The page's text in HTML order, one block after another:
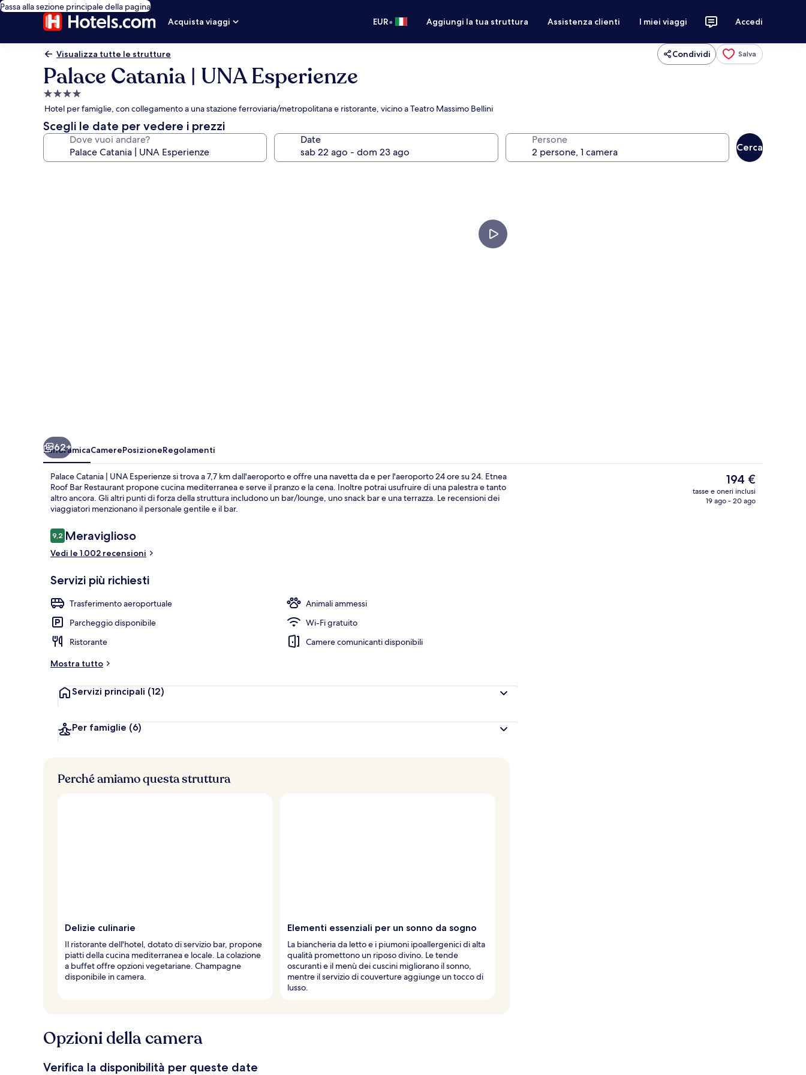
Passa alla sezione principale della pagina
Acquista viaggi
EUR• Aggiungi la tua struttura Assistenza clienti I miei viaggi Accedi
Visualizza tutte le strutture Condividi Salva
Palace Catania | UNA Esperienze
Struttura
a
4.0
stelle
Hotel per famiglie, con collegamento a una stazione ferroviaria/metropolitana e ristorante, vicino a Teatro Massimo Bellini
Scegli le date per vedere i prezzi
Dove vuoi andare? Date Persone
Cerca
Camera doppia (Prestige) |
62+
PanoramicaCamerePosizioneRegolamenti
Palace Catania | UNA Esperienze si trova a 7,7 km dall'aeroporto e offre una navetta da e per l'aeroporto 24 ore su 24. Etnea
Roof Bar Restaurant propone cucina mediterranea e serve il pranzo e la cena. Inoltre potrai usufruire di una palestra e tanto
altro ancora. Gli altri punti di forza della struttura includono un bar/lounge, uno snack bar e una terrazza. Le recensioni dei
viaggiatori menzionano il personale gentile e il bar.
Recensioni
9,29,2 su 10
Meraviglioso
Vedi le 1.002 recensioni
Servizi più richiesti
Trasferimento aeroportuale
Animali ammessi
Parcheggio disponibile
Wi-Fi gratuito
Ristorante
Camere comunicanti disponibili
Mostra tutto
Servizi principali (12)
Per famiglie (6)
Il
prezzo
attuale
194 €
tasse e oneri inclusi
19 ago - 20 ago
Perché amiamo questa struttura
Delizie culinarie
Il ristorante dell'hotel, dotato di servizio bar, propone
piatti della cucina mediterranea e locale. La colazione
a buffet offre opzioni vegetariane. Champagne
disponibile in camera.
Elementi essenziali per un sonno da sogno
La biancheria da letto e i piumoni ipoallergenici di alta
qualità promettono un riposo divino. Le tende
oscuranti e il menù dei cuscini migliorano il sonno,
mentre il servizio di couverture aggiunge un tocco di
lusso.
Opzioni della camera
Verifica la disponibilità per queste date